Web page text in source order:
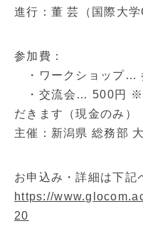
進行：董 芸（国際大
参加費：
・ワークショップ…
・交流会… 500円 ※
だきます（現金のみ）
主催：新潟県 総務部
お申込み・詳細は下記
https://
20